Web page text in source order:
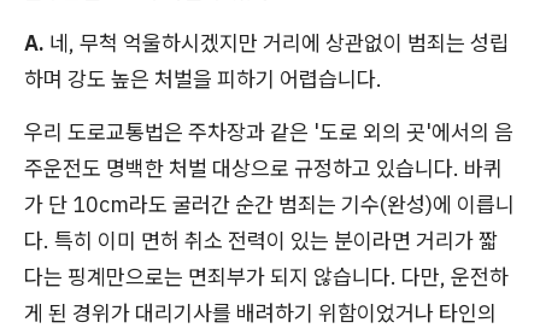
A. 네, 무척 억울하시겠지만 거리에 상관없이 범죄는 성립
하며 강도 높은 처벌을 피하기 어렵습니다.
우리 도로교통법은 주차장과 같은 '도로 외의 곳'에서의 음
주운전도 명백한 처벌 대상으로 규정하고 있습니다. 바퀴
가 단 10cm라도 굴러간 순간 범죄는 기수(완성)에 이릅니
다. 특히 이미 면허 취소 전력이 있는 분이라면 거리가 짧
다는 핑계만으로는 면죄부가 되지 않습니다. 다만, 운전하
게 된 경위가 대리기사를 배려하기 위함이었거나 타인의